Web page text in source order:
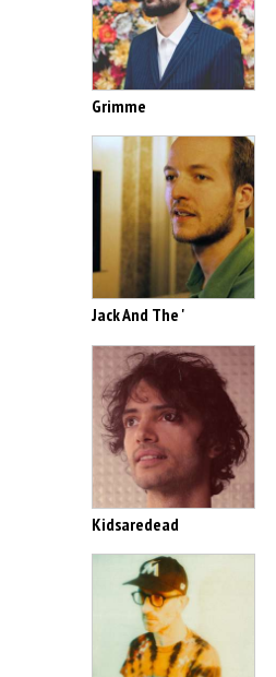
Grimme
Jack And The '
Kidsaredead